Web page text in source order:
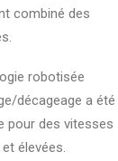
combiné des
robotisée
décageage a été
pour des vitesses
élevées.